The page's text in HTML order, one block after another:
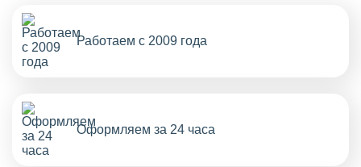
Работаем с 2009 года
Оформляем за 24 часа